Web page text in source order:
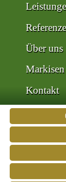
Über uns
Kontakt